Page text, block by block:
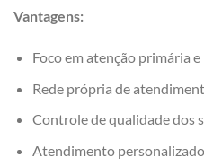
Vantagens:
Foco em atenção primária
Rede própria de
Controle de qualidade dos
Atendimento